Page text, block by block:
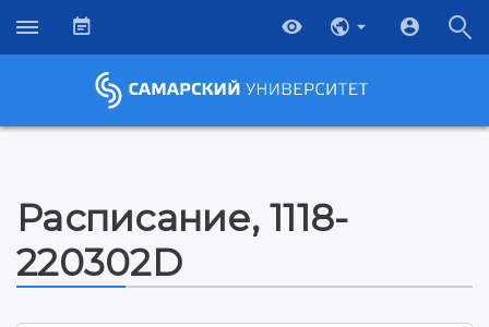
Расписание, 1118-
220302D